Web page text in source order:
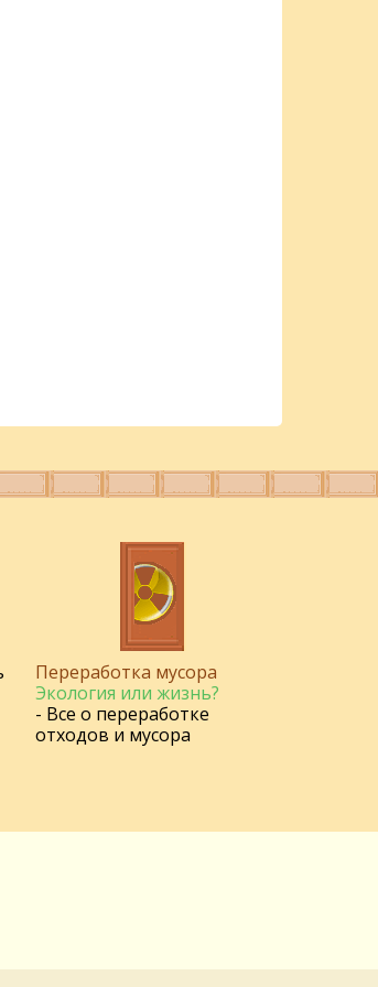
Переработка мусора
Экология или жизнь?
- Все о переработке
отходов и мусора